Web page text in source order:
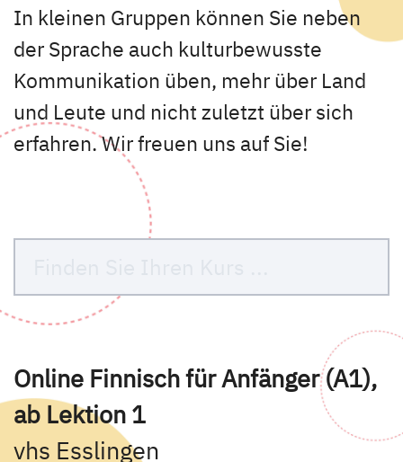
In kleinen Gruppen können Sie neben
der Sprache auch kulturbewusste
Kommunikation üben, mehr über Land
und Leute und nicht zuletzt über sich
erfahren. Wir freuen uns auf Sie!
Online Finnisch für Anfänger (A1),
ab Lektion 1
vhs Esslingen